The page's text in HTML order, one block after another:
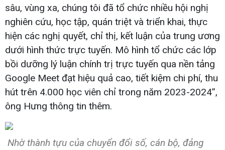
sâu, vùng xa, chúng tôi đã tổ chức nhiều hội nghị
nghiên cứu, học tập, quán triệt và triển khai, thực
hiện các nghị quyết, chỉ thị, kết luận của trung ương
dưới hình thức trực tuyến. Mô hình tổ chức các lớp
bồi dưỡng lý luận chính trị trực tuyến qua nền tảng
Google Meet đạt hiệu quả cao, tiết kiệm chi phí, thu
hút trên 4.000 học viên chỉ trong năm 2023-2024”,
ông Hưng thông tin thêm.
Nhờ thành tựu của chuyển đổi số, cán bộ, đảng